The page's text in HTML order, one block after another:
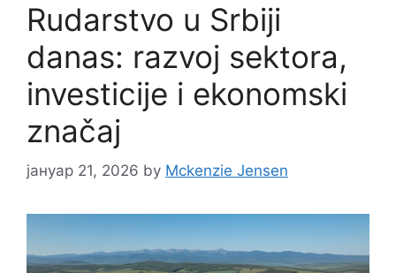
Rudarstvo u Srbiji
danas: razvoj sektora,
investicije i ekonomski
značaj
јануар 21, 2026 by Mckenzie Jensen